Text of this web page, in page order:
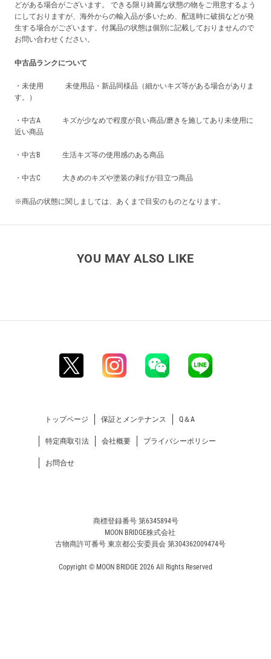
どがある場合がございます。 できる限り綺麗な状態の物をご用意するよう
にしておりますが、海外からの輸入品が多いため、配送時に破損などが発
生する場合がございます。付属品の状態は個別に記載しておりませんので
お問い合わせください。
中古品ランクについて
・未使用 未使用品・新品同様品（細かいキズ等がある場合がありま
す。）
・中古A キズが少なめで程度が良い商品/磨きを施してあり未使用に
近い商品
・中古B 生活キズ等の使用感のある商品
・中古C 大きめのキズや塗装の剥げが目立つ商品
※商品の状態に関しましては、あくまで目安のものとなります。
YOU MAY ALSO LIKE
トップページ 保証とメンテナンス Q＆A
特定商取引法 会社概要 プライバシーポリシー
お問合せ
商標登録番号 第6345894号
MOON BRIDGE株式会社
古物商許可番号 東京都公安委員会 第304362009474号
Copyright © MOON BRIDGE 2026 All Rights Reserved